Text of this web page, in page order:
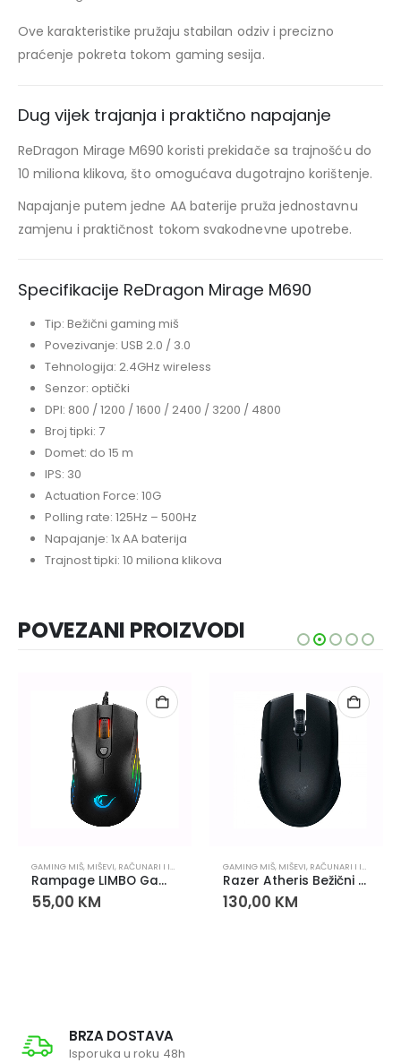
Ove karakteristike pružaju stabilan odziv i precizno
praćenje pokreta tokom gaming sesija.
Dug vijek trajanja i praktično napajanje
ReDragon Mirage M690 koristi prekidače sa trajnošću do
10 miliona klikova, što omogućava dugotrajno korištenje.
Napajanje putem jedne AA baterije pruža jednostavnu
zamjenu i praktičnost tokom svakodnevne upotrebe.
Specifikacije ReDragon Mirage M690
Tip: Bežični gaming miš
Povezivanje: USB 2.0 / 3.0
Tehnologija: 2.4GHz wireless
Senzor: optički
DPI: 800 / 1200 / 1600 / 2400 / 3200 / 4800
Broj tipki: 7
Domet: do 15 m
IPS: 30
Actuation Force: 10G
Polling rate: 125Hz – 500Hz
Napajanje: 1x AA baterija
Trajnost tipki: 10 miliona klikova
POVEZANI PROIZVODI
GAMING MIŠ, MIŠEVI, RAČUNARI I IT OPREMA
Rampage LIMBO Gaming Miš
55,00 KM
GAMING MIŠ, MIŠEVI, RAČUNARI I IT OPREMA
Razer Atheris Bežični Gaming Miš
130,00 KM
BRZA DOSTAVA
Isporuka u roku 48h